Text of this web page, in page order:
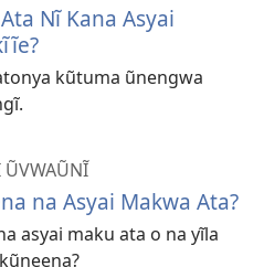
Nĩ Kana Asyai
kũtuma ũnengwa
ŨVWAŨNĨ
na Asyai Makwa Ata?
asyai maku ata o na yĩla